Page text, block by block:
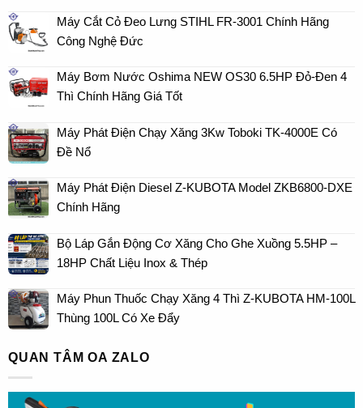
Máy Cắt Cỏ Đeo Lưng STIHL FR-3001 Chính Hãng
Công Nghệ Đức
Máy Bơm Nước Oshima NEW OS30 6.5HP Đỏ-Đen 4
Thì Chính Hãng Giá Tốt
Máy Phát Điện Chạy Xăng 3Kw Toboki TK-4000E Có
Đề Nổ
Máy Phát Điện Diesel Z-KUBOTA Model ZKB6800-DXE
Chính Hãng
Bộ Láp Gắn Động Cơ Xăng Cho Ghe Xuồng 5.5HP –
18HP Chất Liệu Inox & Thép
Máy Phun Thuốc Chạy Xăng 4 Thì Z-KUBOTA HM-100L
Thùng 100L Có Xe Đẩy
QUAN TÂM OA ZALO